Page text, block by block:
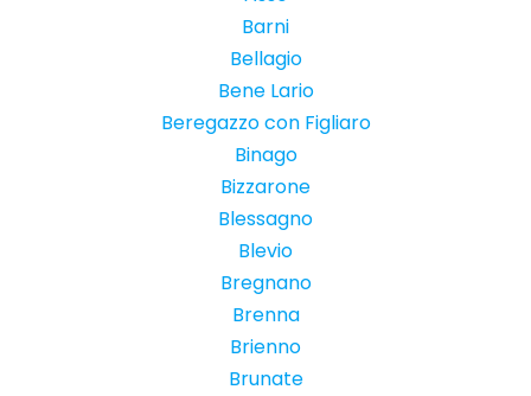
Barni
Bellagio
Bene Lario
Beregazzo con Figliaro
Binago
Bizzarone
Blessagno
Blevio
Bregnano
Brenna
Brienno
Brunate